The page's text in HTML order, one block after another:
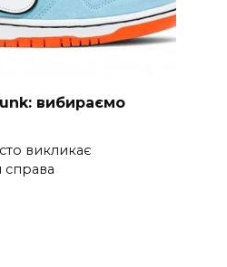
вибираємо
викликає